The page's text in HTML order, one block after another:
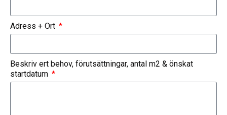
Adress + Ort
Beskriv ert behov, förutsättningar, antal m2 & önskat
startdatum